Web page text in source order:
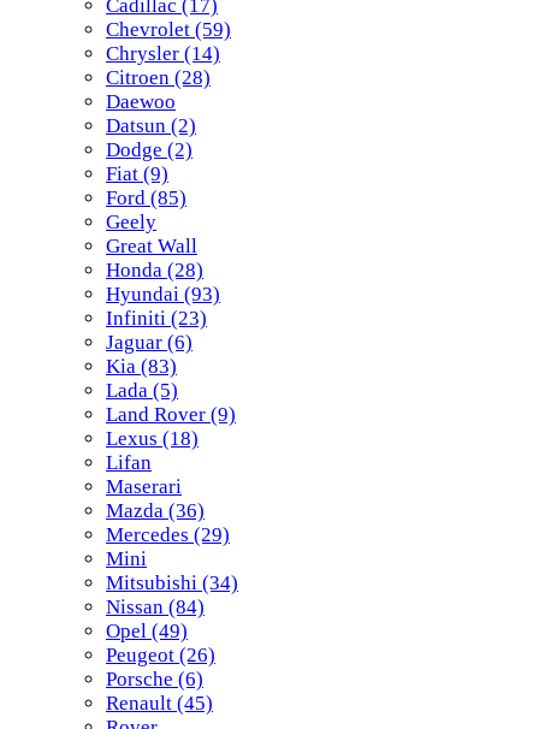
Cadillac (17)
Chevrolet (59)
Chrysler (14)
Citroen (28)
Daewoo
Datsun (2)
Dodge (2)
Fiat (9)
Ford (85)
Geely
Great Wall
Honda (28)
Hyundai (93)
Infiniti (23)
Jaguar (6)
Kia (83)
Lada (5)
Land Rover (9)
Lexus (18)
Lifan
Maserari
Mazda (36)
Mercedes (29)
Mini
Mitsubishi (34)
Nissan (84)
Opel (49)
Peugeot (26)
Porsche (6)
Renault (45)